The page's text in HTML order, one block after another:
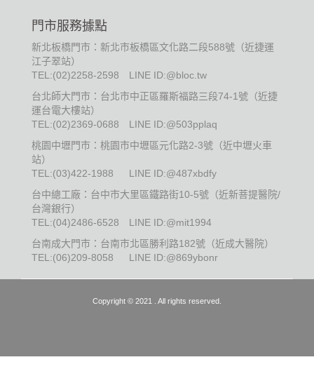
門市服務據點
新北板橋門市：新北市板橋區文化路二段588號（近捷運
江子翠站）
TEL:(02)2258-2598
LINE ID:@bloc.tw
台北師大門市：台北市中正區羅斯福路三段74-1號（近捷
運台電大樓站）
TEL:(02)2369-0688
LINE ID:@503pplaq
桃園中壢門市：桃園市中壢區元化路2-3號（近中壢火車
站）
TEL:(03)422-1988
LINE ID:@487xbdfy
台中總工廠：台中市大里區鐵路街10-5號（近新菩提醫院/
台灣銀行）
TEL:(04)2486-6528
LINE ID:@mit1994
台南成大門市：台南市北區勝利路182號（近成大醫院）
TEL:(06)209-8058 LINE ID:@869ybonr
Copyright © 2021 . All rights reserved.